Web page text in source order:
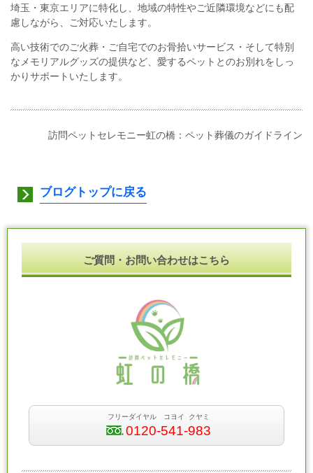
埼玉・東京エリアに特化し、地域の特性やご近隣環境などにも配
慮しながら、ご対応いたします。
高い技術でのご火葬・ご自宅でのお骨拾いサービス・そして特別
なメモリアルグッズの提供など、愛するペットとのお別れをしっ
かりサポートいたします。
訪問ペットセレモニー虹の橋：ペット葬儀のガイドライン
ブログトップに戻る
ご質問・お問い合わせはこちら
フリーダイヤル コヨイ クヤミ
0120-541-983